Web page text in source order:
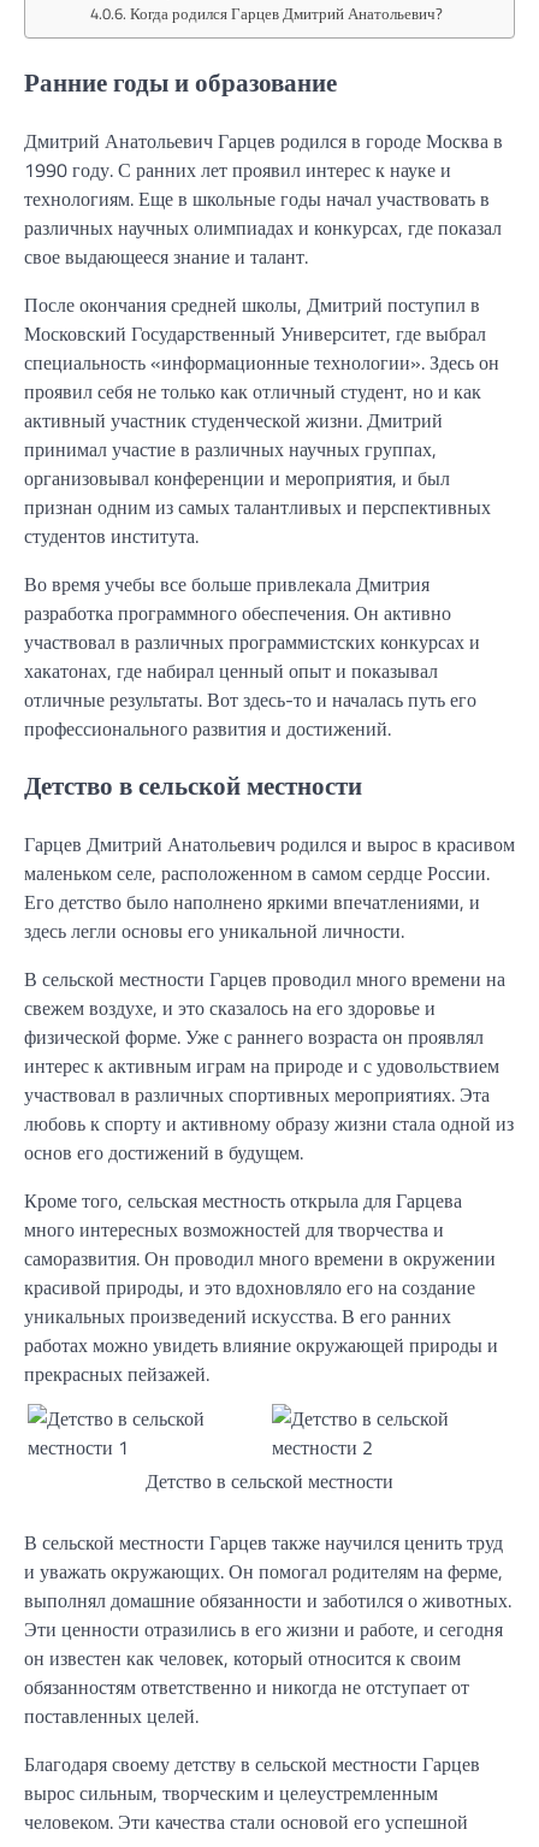
Когда родился Гарцев Дмитрий Анатольевич?
Ранние годы и образование
Дмитрий Анатольевич Гарцев родился в городе Москва в
1990 году. С ранних лет проявил интерес к науке и
технологиям. Еще в школьные годы начал участвовать в
различных научных олимпиадах и конкурсах, где показал
свое выдающееся знание и талант.
После окончания средней школы, Дмитрий поступил в
Московский Государственный Университет, где выбрал
специальность «информационные технологии». Здесь он
проявил себя не только как отличный студент, но и как
активный участник студенческой жизни. Дмитрий
принимал участие в различных научных группах,
организовывал конференции и мероприятия, и был
признан одним из самых талантливых и перспективных
студентов института.
Во время учебы все больше привлекала Дмитрия
разработка программного обеспечения. Он активно
участвовал в различных программистских конкурсах и
хакатонах, где набирал ценный опыт и показывал
отличные результаты. Вот здесь-то и началась путь его
профессионального развития и достижений.
Детство в сельской местности
Гарцев Дмитрий Анатольевич родился и вырос в красивом
маленьком селе, расположенном в самом сердце России.
Его детство было наполнено яркими впечатлениями, и
здесь легли основы его уникальной личности.
В сельской местности Гарцев проводил много времени на
свежем воздухе, и это сказалось на его здоровье и
физической форме. Уже с раннего возраста он проявлял
интерес к активным играм на природе и с удовольствием
участвовал в различных спортивных мероприятиях. Эта
любовь к спорту и активному образу жизни стала одной из
основ его достижений в будущем.
Кроме того, сельская местность открыла для Гарцева
много интересных возможностей для творчества и
саморазвития. Он проводил много времени в окружении
красивой природы, и это вдохновляло его на создание
уникальных произведений искусства. В его ранних
работах можно увидеть влияние окружающей природы и
прекрасных пейзажей.
Детство в сельской местности
В сельской местности Гарцев также научился ценить труд
и уважать окружающих. Он помогал родителям на ферме,
выполнял домашние обязанности и заботился о животных.
Эти ценности отразились в его жизни и работе, и сегодня
он известен как человек, который относится к своим
обязанностям ответственно и никогда не отступает от
поставленных целей.
Благодаря своему детству в сельской местности Гарцев
вырос сильным, творческим и целеустремленным
человеком. Эти качества стали основой его успешной